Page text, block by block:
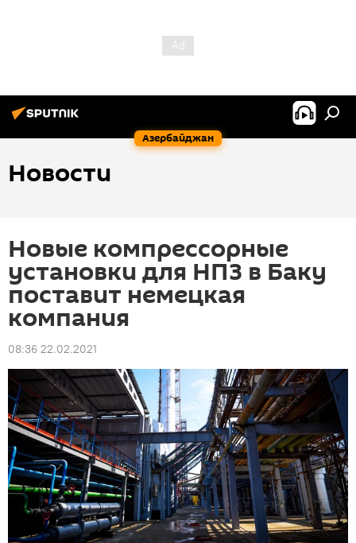
Азербайджан
Новости
Новые компрессорные
установки для НПЗ в Баку
поставит немецкая
компания
08:36 22.02.2021